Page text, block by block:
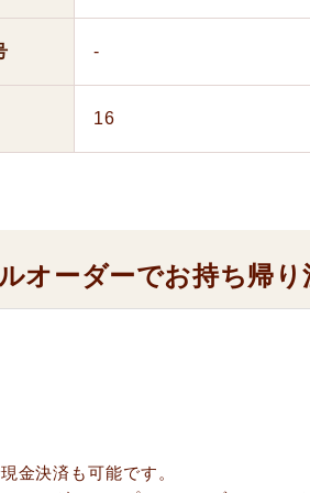
-
16
オーダーでお持ち帰り
金決済も可能です。